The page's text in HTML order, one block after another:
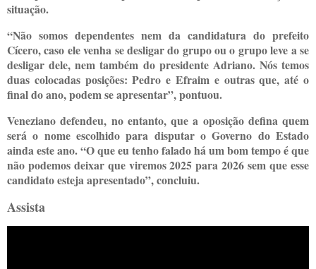
situação.
“Não somos dependentes nem da candidatura do prefeito
Cícero, caso ele venha se desligar do grupo ou o grupo leve a se
desligar dele, nem também do presidente Adriano. Nós temos
duas colocadas posições: Pedro e Efraim e outras que, até o
final do ano, podem se apresentar”, pontuou.
Veneziano defendeu, no entanto, que a oposição defina quem
será o nome escolhido para disputar o Governo do Estado
ainda este ano. “O que eu tenho falado há um bom tempo é que
não podemos deixar que viremos 2025 para 2026 sem que esse
candidato esteja apresentado”, concluiu.
Assista